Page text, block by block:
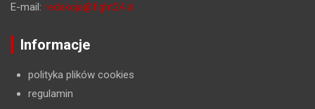
E-mail: redakcja@fight24.pl
Informacje
polityka plików cookies
regulamin